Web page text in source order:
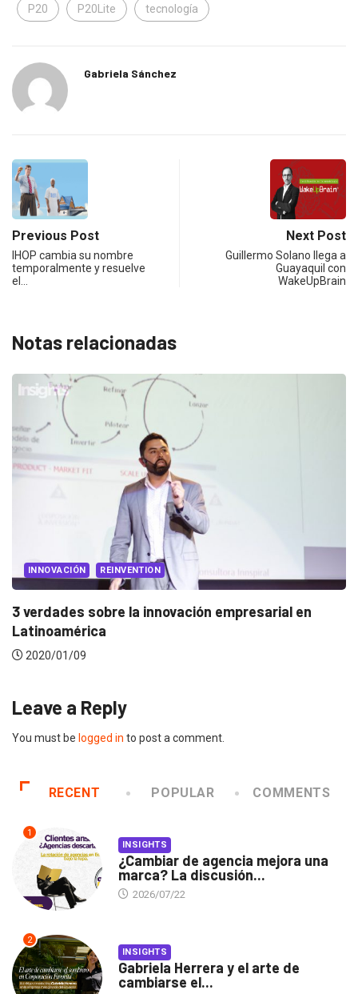
P20 P20Lite tecnología
Gabriela Sánchez
Previous Post
IHOP cambia su nombre
temporalmente y resuelve
el…
Next Post
Guillermo Solano llega a
Guayaquil con
WakeUpBrain
Notas relacionadas
EVENTOS LUX AWARDS
Conoce a los ganadores de Lux Awards 2019
2019/12/04
Leave a Reply
You must be logged in to post a comment.
RECENT POPULAR COMMENTS
1
INSIGHTS
¿Cambiar de agencia mejora una
marca? La discusión...
2026/07/22
2
INSIGHTS
Gabriela Herrera y el arte de
cambiarse el...